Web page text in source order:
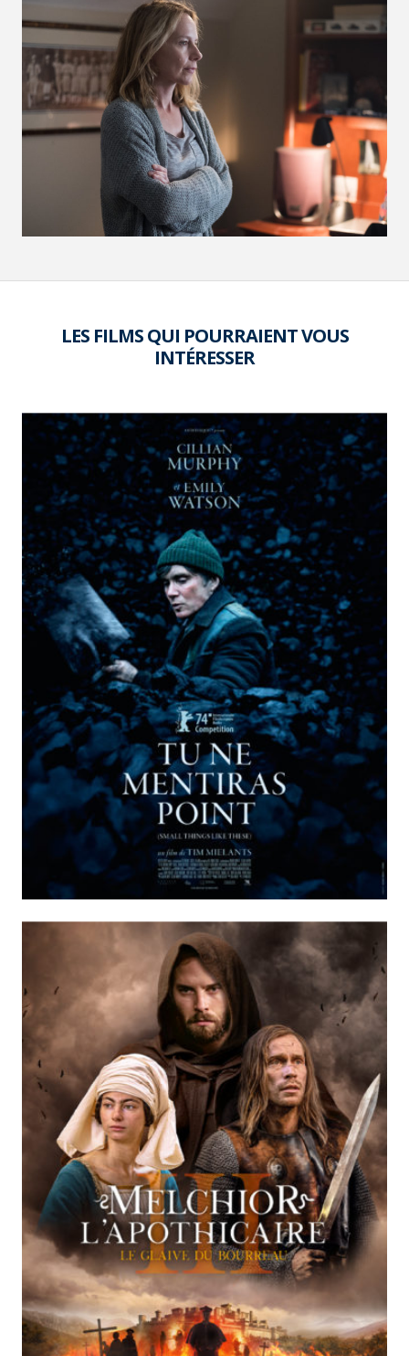
VOIR LA PHOTO EN GRAND FORMAT
LES FILMS QUI POURRAIENT VOUS
INTÉRESSER